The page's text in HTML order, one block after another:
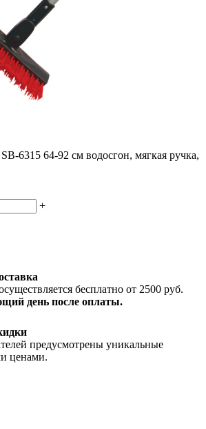
6315 64-92 см водосгон, мягкая ручка,
+
бесплатно от 2500 руб.
день после оплаты.
предусмотрены уникальные
ценами.